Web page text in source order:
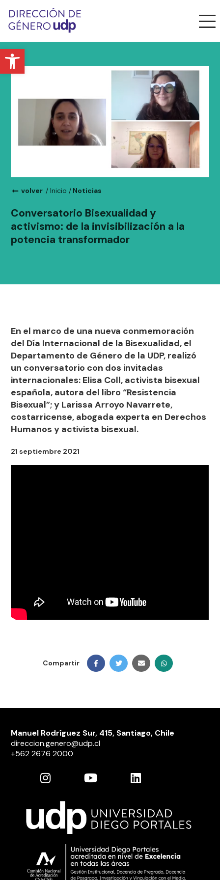
Abrir barra de herramientas
volver / Inicio / Noticias
Conversatorio Bisexualidad y
activismo: de la invisibilización a la
potencia transformador
En el marco de una nueva conmemoración
del Día Internacional de la Bisexualidad, el
Departamento de Género de la UDP, realizó
un conversatorio con dos invitadas
internacionales: Elisa Coll, activista bisexual
española, autora del libro “Resistencia
Bisexual”; y Larissa Arroyo Navarrete,
costarricense, abogada experta en Derechos
Humanos y activista bisexual.
21 septiembre 2021
Compartir
Manuel Rodríguez Sur, 415, Santiago, Chile
direccion.genero@udp.cl
+562 2676 2000